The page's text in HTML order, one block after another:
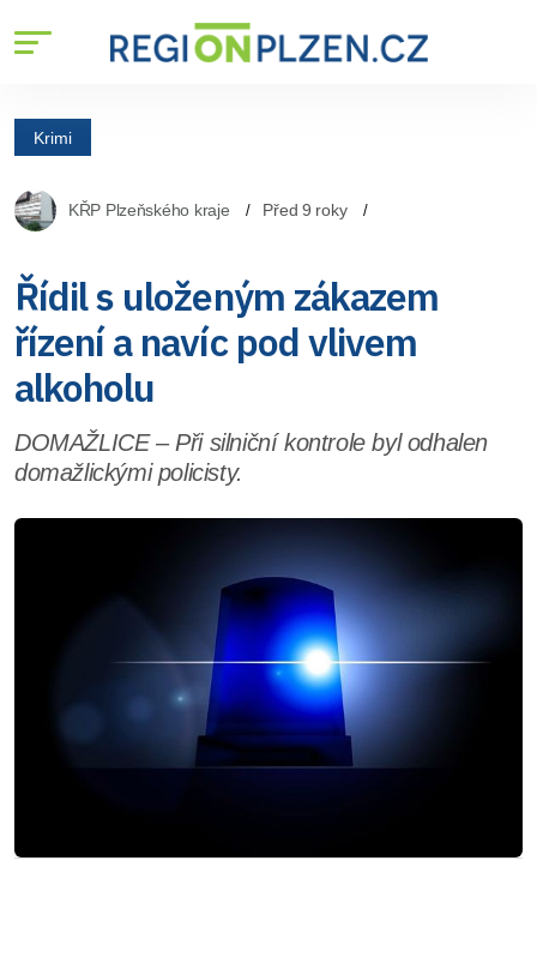
Krimi
KŘP Plzeňského kraje Před 9 roky
Řídil s uloženým zákazem
řízení a navíc pod vlivem
alkoholu
DOMAŽLICE – Při silniční kontrole byl odhalen
domažlickými policisty.